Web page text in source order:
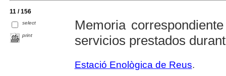
11 / 156
select
print
Memoria
servicios prestados
Estació Enològica de Reus.